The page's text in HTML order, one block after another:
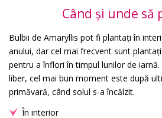
Când și unde să
Bulbii de Amaryllis pot fi plantați în
anului, dar cel mai frecvent sunt
pentru a înflori în timpul lunilor de
liber, cel mai bun moment este după
primăvară, când solul s-a încălzit.
În interior